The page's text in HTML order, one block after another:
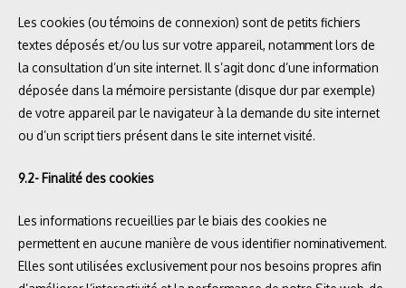
Les cookies (ou témoins de connexion) sont de petits fichiers
textes déposés et/ou lus sur votre appareil, notamment lors de
la consultation d’un site internet. Il s’agit donc d’une information
déposée dans la mémoire persistante (disque dur par exemple)
de votre appareil par le navigateur à la demande du site internet
ou d’un script tiers présent dans le site internet visité.
9.2- Finalité des cookies
Les informations recueillies par le biais des cookies ne
permettent en aucune manière de vous identifier nominativement.
Elles sont utilisées exclusivement pour nos besoins propres afin